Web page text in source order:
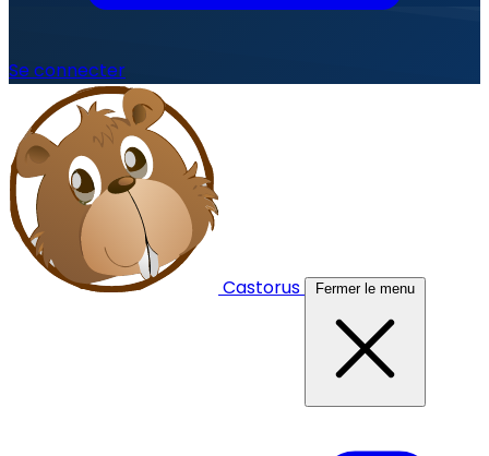
Se connecter
Castorus Fermer le menu